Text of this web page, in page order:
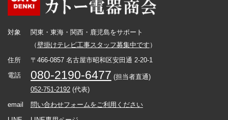
対象
関東・東海・関西・鹿児島をサポート
（壁掛けテレビ工事スタッフ募集中です ）
住所
〒466-0857 名古屋市昭和区安田通 2-20-1
電話
080-2190-6477 (担当者直通)
052-751-2192(代表)
email
問い合わせフォームをご利用ください